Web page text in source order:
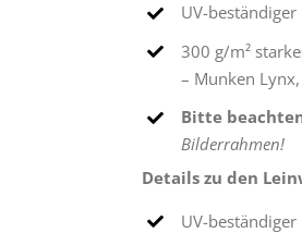
UV-
300 g/m²
– Munken
Bitte
Bilderrahmen!
Details zu den
UV-